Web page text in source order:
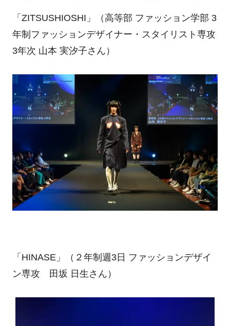
「 ZITSUSHIOSHI 」（高等部 ファッション学部 3
年制ファッションデザイナー・スタイリスト専攻
3年次 山本 実汐子さん）
「 HINASE」（２年制週3日 ファッションデザイ
ン専攻 田坂 日生さん）